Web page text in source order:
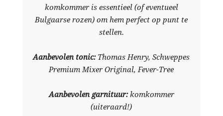
komkommer is essentieel (of eventueel
Bulgaarse rozen) om hem perfect op punt te
stellen.
Aanbevolen tonic: Thomas Henry, Schweppes
Premium Mixer Original, Fever-Tree
Aanbevolen garnituur:komkommer
(uiteraard!)